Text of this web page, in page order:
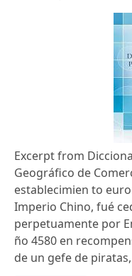
Excerpt from
Geográfico de
establecimien to
Imperio Chino, fué
perpetuamente por
ño 4580 en
de un gefe de